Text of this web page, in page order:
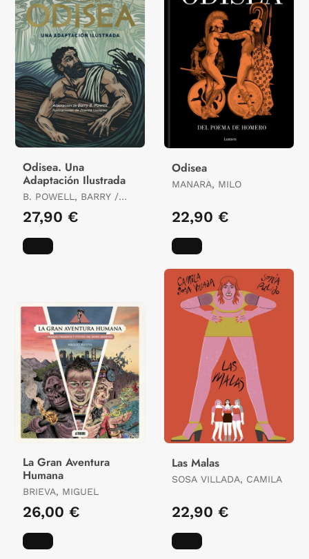
Odisea. Una
Adaptación Ilustrada
B. POWELL, BARRY /
HOMERO, HOMERO
27,90 €
Odisea
MANARA, MILO
22,90 €
La Gran Aventura
Humana
BRIEVA, MIGUEL
26,00 €
Las Malas
SOSA VILLADA, CAMILA
22,90 €